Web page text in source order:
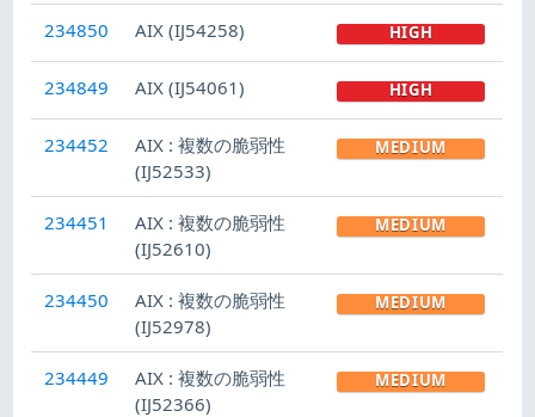
234850 AIX (IJ54258) HIGH
234849 AIX (IJ54061) HIGH
234452
AIX : 複数の脆弱性
(IJ52533)
MEDIUM
234451
AIX : 複数の脆弱性
(IJ52610)
MEDIUM
234450
AIX : 複数の脆弱性
(IJ52978)
MEDIUM
234449
AIX : 複数の脆弱性
(IJ52366)
MEDIUM